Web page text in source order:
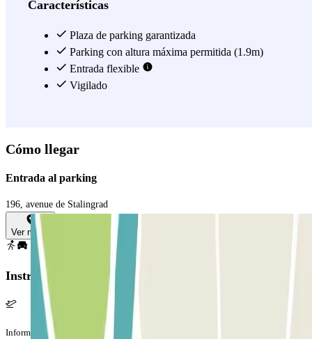
estrellas: ¡o sea que el personal te recibirá las 24 horas!
Ver más
Características
Plaza de parking garantizada
Parking con altura máxima permitida (1.9m)
Entrada flexible
Vigilado
Cómo llegar
Entrada al parking
196, avenue de Stalingrad
Ver mapa
Instrucciones
Información adicional